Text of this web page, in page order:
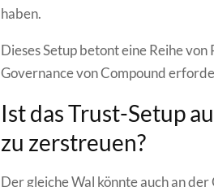
haben.
Dieses Setup betont eine Reihe
Governance von Compound
Ist das Trust-Setup
zu zerstreuen?
Der gleiche Wal könnte auch an